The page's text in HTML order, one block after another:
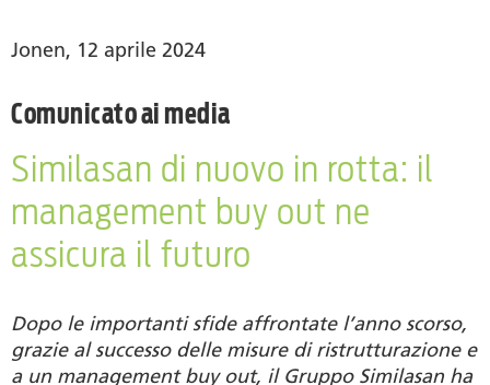
Jonen, 12 aprile 2024
Comunicato ai media
Similasan di nuovo in rotta: il
management buy out ne
assicura il futuro
Dopo le importanti sfide affrontate l’anno scorso,
grazie al successo delle misure di ristrutturazione e
a un management buy out, il Gruppo Similasan ha